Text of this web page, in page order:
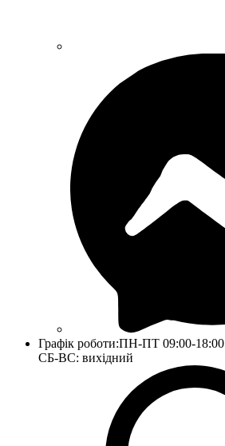
Графік роботи:ПН-ПТ 09:00-18:00
СБ-ВС: вихідний